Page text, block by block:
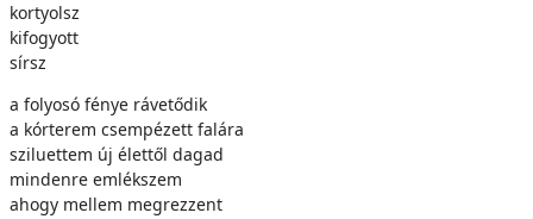
kortyolsz
kifogyott
sírsz
a folyosó fénye rávetődik
a kórterem csempézett falára
sziluettem új élettől dagad
mindenre emlékszem
ahogy mellem megrezzent